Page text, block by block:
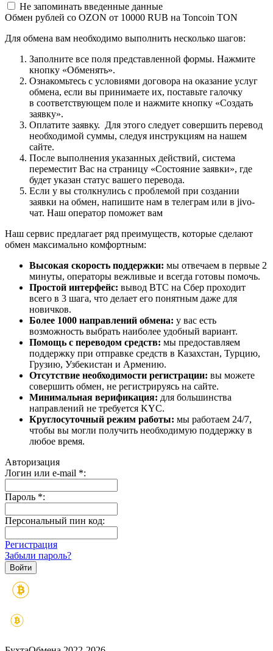
Не запоминать введенные данные
Обмен рублей со OZON от 10000 RUB на Toncoin TON
Для обмена вам необходимо выполнить несколько шагов:
Заполните все поля представленной формы. Нажмите
кнопку «Обменять».
Ознакомьтесь с условиями договора на оказание услуг
обмена, если вы принимаете их, поставьте галочку
в соответствующем поле и нажмите кнопку «Создать
заявку».
Оплатите заявку. Для этого следует совершить перевод
необходимой суммы, следуя инструкциям на нашем
сайте.
После выполнения указанных действий, система
переместит Вас на страницу «Состояние заявки», где
будет указан статус вашего перевода.
Если у вы столкнулись с проблемой при создании
заявки на обмен, напишите нам в телеграм или в jivo-
чат. Наш оператор поможет вам
Наш сервис предлагает ряд преимуществ, которые сделают
обмен максимально комфортным:
Высокая скорость поддержки: мы отвечаем в первые 2
минуты, операторы вежливые и всегда готовы помочь.
Простой интерфейс: вывод BTC на Сбер проходит
всего в 3 шага, что делает его понятным даже для
новичков.
Более 1000 направлений обмена: у вас есть
возможность выбрать наиболее удобный вариант.
Помощь с переводом средств: мы предоставляем
поддержку при отправке средств в Казахстан, Турцию,
Грузию, Узбекистан и Армению.
Отсутствие необходимости регистрации: вы можете
совершить обмен, не регистрируясь на сайте.
Минимальная верификация: для большинства
направлений не требуется KYC.
Круглосуточный режим работы: мы работаем 24/7,
чтобы вы могли получить необходимую поддержку в
любое время.
Авторизация
Логин или e-mail *:
Пароль *:
Персональный пин код:
Регистрация
Забыли пароль?